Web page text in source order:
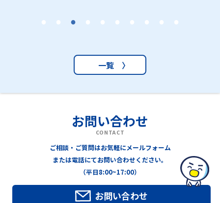
一覧 〉
お問い合わせ
CONTACT
ご相談・ご質問はお気軽にメールフォーム
または電話にてお問い合わせください。
（平日8:00~17:00）
お問い合わせ